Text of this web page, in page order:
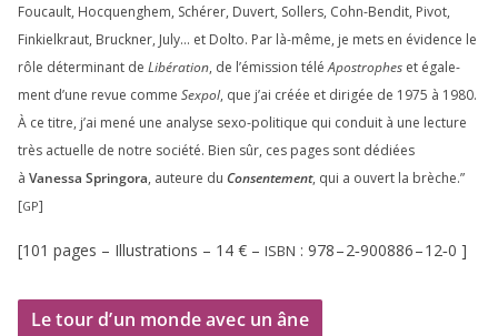
Foucault, Hocquenghem, Schérer, Duvert, Sollers, Cohn-Bendit, Pivot,
Finkielkraut, Bruckner, July… et Dolto. Par là-même, je mets en évi­dence le
rôle déter­mi­nant de Libération, de l’émission téléApostrophes et éga­le­
ment d’une revue comme Sexpol, que j’ai créée et diri­gée de 1975 à 1980.
À ce titre, j’ai mené une ana­lyse sexo-poli­tique qui conduit à une lec­ture
très actuelle de notre socié­té. Bien sûr, ces pages sont dédiées
à Vanessa Springora, auteure du Consentement, qui a ouvert la brèche.”
[GP]
[101 pages – Illustrations – 14 € – ISBN : 978–2‑900886–12‑0 ]
Le tour d’un monde avec un âne